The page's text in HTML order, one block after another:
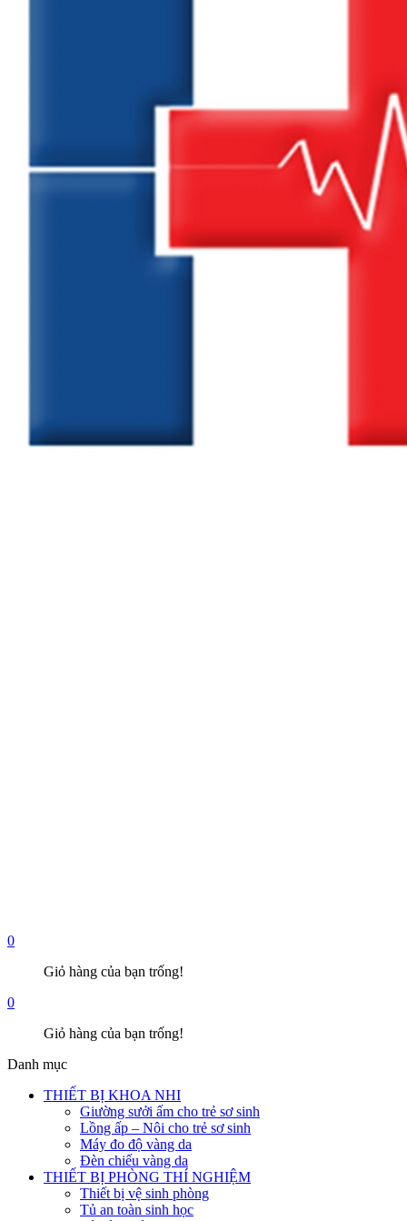
0
Giỏ hàng của bạn trống!
0
Giỏ hàng của bạn trống!
Danh mục
THIẾT BỊ KHOA NHI
Giường sưởi ấm cho trẻ sơ sinh
Lồng ấp – Nôi cho trẻ sơ sinh
Máy đo độ vàng da
Đèn chiếu vàng da
THIẾT BỊ PHÒNG THÍ NGHIỆM
Thiết bị vệ sinh phòng
Tủ an toàn sinh học